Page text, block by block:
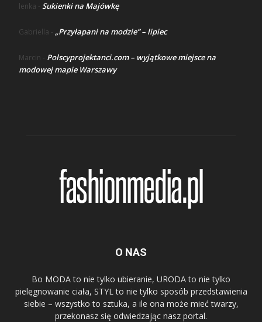
lenka - Sukienki na Majówkę
Gabriella - „Przyłapani na modzie” – lipiec
Marcin - Polscyprojektanci.com – wyjątkowe miejsce na
modowej mapie Warszawy
O NAS
Bo MODA to nie tylko ubieranie, URODA to nie tylko
pielęgnowanie ciała, STYL to nie tylko sposób przedstawienia
siebie – wszystko to sztuka, a ile ona może mieć twarzy,
przekonasz się odwiedzając nasz portal.